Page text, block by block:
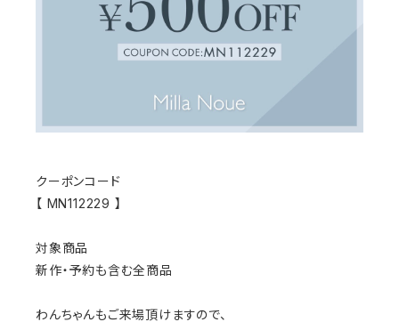
クーポンコード
【 MN112229 】
対象商品
新作・予約も含む全商品
わんちゃんもご来場頂けますので、